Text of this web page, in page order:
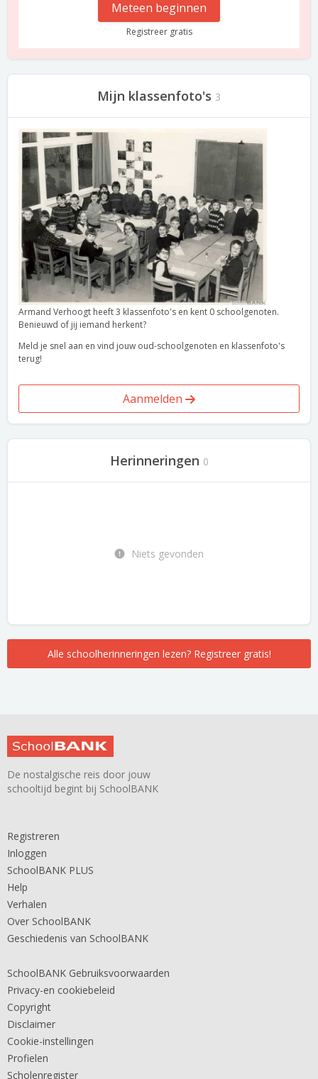
Meteen beginnen
Registreer gratis
Mijn klassenfoto's 3
Armand Verhoogt heeft 3 klassenfoto's en kent 0 schoolgenoten.
Benieuwd of jij iemand herkent?
Meld je snel aan en vind jouw oud-schoolgenoten en klassenfoto's
terug!
Aanmelden
Herinneringen 0
Niets gevonden
Alle schoolherinneringen lezen? Registreer gratis!
De nostalgische reis door jouw
schooltijd begint bij SchoolBANK
Registreren
Inloggen
SchoolBANK PLUS
Help
Verhalen
Over SchoolBANK
Geschiedenis van SchoolBANK
SchoolBANK Gebruiksvoorwaarden
Privacy-en cookiebeleid
Copyright
Disclaimer
Cookie-instellingen
Profielen
Scholenregister